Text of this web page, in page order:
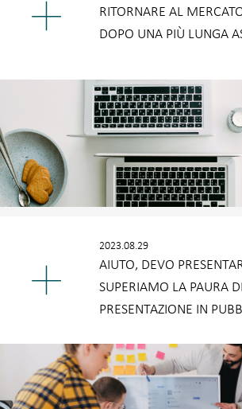
RITORNARE AL
DOPO UNA PIÙ LUNGA
2023.08.29
AIUTO, DEVO
SUPERIAMO LA PAURA
PRESENTAZIONE IN